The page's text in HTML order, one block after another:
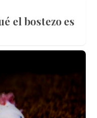
el bostezo es